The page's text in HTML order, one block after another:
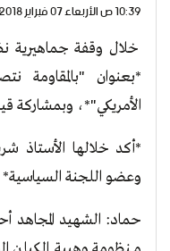
10:39 ص الأربعاء 07 فبراير 2018
خلال وقفة جماهيرية
*بعنوان "بالمقاومة
الأمريكي"*، وبمشاركة
*أكد خلالها الأستاذ
وعضو اللجنة السياسية*
حماد: الشهيد المجاهد